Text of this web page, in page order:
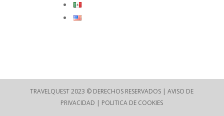
TRAVELQUEST 2023 © DERECHOS RESERVADOS | AVISO DE
PRIVACIDAD | POLITICA DE COOKIES